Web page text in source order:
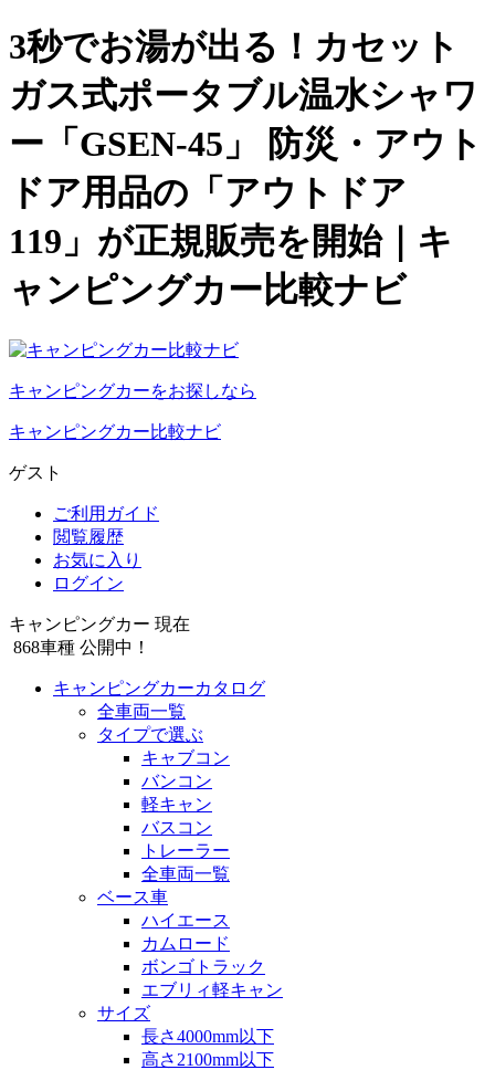
3秒でお湯が出る！カセット
ガス式ポータブル温水シャワ
ー「GSEN-45」 防災・アウト
ドア用品の「アウトドア
119」が正規販売を開始｜キ
ャンピングカー比較ナビ
キャンピングカーをお探しなら
キャンピングカー比較ナビ
ゲスト
ご利用ガイド
閲覧履歴
お気に入り
ログイン
キャンピングカー 現在
868車種 公開中！
キャンピングカーカタログ
全車両一覧
タイプで選ぶ
キャブコン
バンコン
軽キャン
バスコン
トレーラー
全車両一覧
ベース車
ハイエース
カムロード
ボンゴトラック
エブリィ軽キャン
サイズ
長さ4000mm以下
高さ2100mm以下